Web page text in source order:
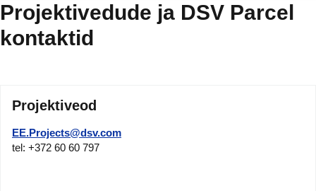
Projektivedude ja DSV Parcel
kontaktid
Projektiveod
EE.Projects@dsv.com
tel: +372 60 60 797